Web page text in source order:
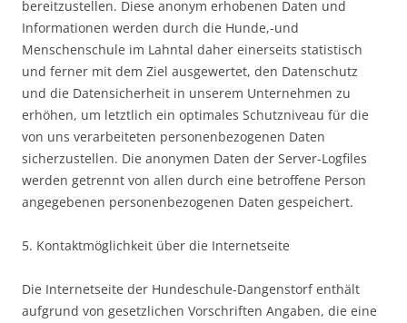
bereitzustellen. Diese anonym erhobenen Daten und
Informationen werden durch die Hunde,-und
Menschenschule im Lahntal daher einerseits statistisch
und ferner mit dem Ziel ausgewertet, den Datenschutz
und die Datensicherheit in unserem Unternehmen zu
erhöhen, um letztlich ein optimales Schutzniveau für die
von uns verarbeiteten personenbezogenen Daten
sicherzustellen. Die anonymen Daten der Server-Logfiles
werden getrennt von allen durch eine betroffene Person
angegebenen personenbezogenen Daten gespeichert.
5. Kontaktmöglichkeit über die Internetseite
Die Internetseite der Hundeschule-Dangenstorf enthält
aufgrund von gesetzlichen Vorschriften Angaben, die eine